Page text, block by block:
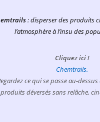
: disperser des produits
l’atmosphère à l’insu des
Cliquez ici !
Chemtrails.
ce qui se passe au-dessus
produits déversés sans relâche,